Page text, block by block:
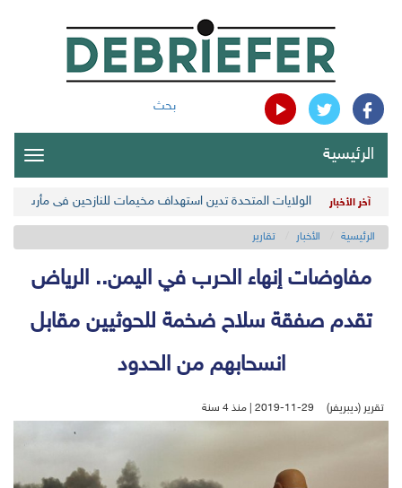
بحث
الرئيسية
آخر الأخبار الولايات المتحدة تدين استهداف مخيمات للنازحين في مأرب
الرئيسية الأخبار تقارير
مفاوضات إنهاء الحرب في اليمن.. الرياض
تقدم صفقة سلاح ضخمة للحوثيين مقابل
انسحابهم من الحدود
تقرير (ديبريفر) 2019-11-29 | منذ 4 سنة